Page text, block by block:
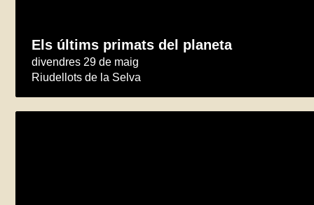
Els últims primats del planeta
divendres 29 de maig
Riudellots de la Selva